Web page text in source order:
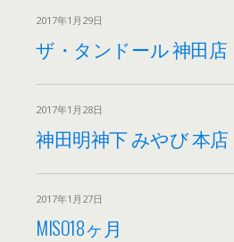
2017年1月29日
ザ・タンドール 神田店
2017年1月28日
神田明神下 みやび 本店
2017年1月27日
MISO18ヶ月